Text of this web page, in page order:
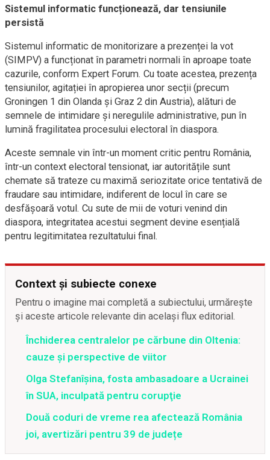
Sistemul informatic funcționează, dar tensiunile
persistă
Sistemul informatic de monitorizare a prezenței la vot
(SIMPV) a funcționat în parametri normali în aproape toate
cazurile, conform Expert Forum. Cu toate acestea, prezența
tensiunilor, agitației în apropierea unor secții (precum
Groningen 1 din Olanda și Graz 2 din Austria), alături de
semnele de intimidare și neregulile administrative, pun în
lumină fragilitatea procesului electoral în diaspora.
Aceste semnale vin într-un moment critic pentru România,
într-un context electoral tensionat, iar autoritățile sunt
chemate să trateze cu maximă seriozitate orice tentativă de
fraudare sau intimidare, indiferent de locul în care se
desfășoară votul. Cu sute de mii de voturi venind din
diaspora, integritatea acestui segment devine esențială
pentru legitimitatea rezultatului final.
Context și subiecte conexe
Pentru o imagine mai completă a subiectului, urmărește
și aceste articole relevante din același flux editorial.
Închiderea centralelor pe cărbune din Oltenia:
cauze și perspective de viitor
Olga Stefanîşina, fosta ambasadoare a Ucrainei
în SUA, inculpată pentru corupţie
Două coduri de vreme rea afectează România
joi, avertizări pentru 39 de județe